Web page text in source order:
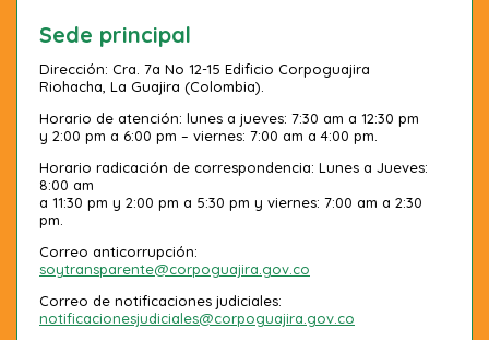
Sede principal
Dirección: Cra. 7a No 12-15 Edificio Corpoguajira
Riohacha, La Guajira (Colombia).
Horario de atención: lunes a jueves: 7:30 am a 12:30 pm
y 2:00 pm a 6:00 pm – viernes: 7:00 am a 4:00 pm.
Horario radicación de correspondencia: Lunes a Jueves:
8:00 am
a 11:30 pm y 2:00 pm a 5:30 pm y viernes: 7:00 am a 2:30
pm.
Correo anticorrupción:
soytransparente@corpoguajira.gov.co
Correo de notificaciones judiciales:
notificacionesjudiciales@corpoguajira.gov.co